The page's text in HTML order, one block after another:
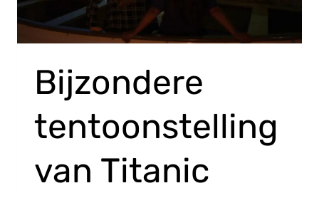
Bijzondere
tentoonstelling
van Titanic